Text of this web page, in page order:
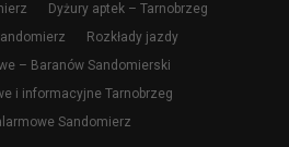
Dyżury aptek – Tarnobrzeg
Rozkłady jazdy
– Baranów Sandomierski
i informacyjne Tarnobrzeg
Sandomierz